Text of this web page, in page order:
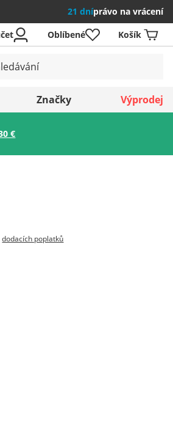
21 dníprávo na vrácení
Oblíbené Košík
Značky Výprodej
€
dodacích poplatků